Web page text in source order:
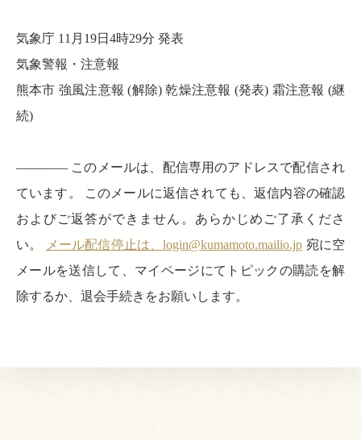
気象庁 11月19日4時29分 発表
気象警報・注意報
熊本市 強風注意報 (解除) 乾燥注意報 (発表) 霜注意報 (継
続)
———— このメールは、配信専用のアドレスで配信され
ています。 このメールに返信されても、返信内容の確認
およびご返答ができません。あらかじめご了承くださ
い。
メール配信停止は、login@kumamoto.mailio.jp 宛に空
メールを送信して、マイページにてトピックの購読を解
除するか、退会手続きをお願いします。